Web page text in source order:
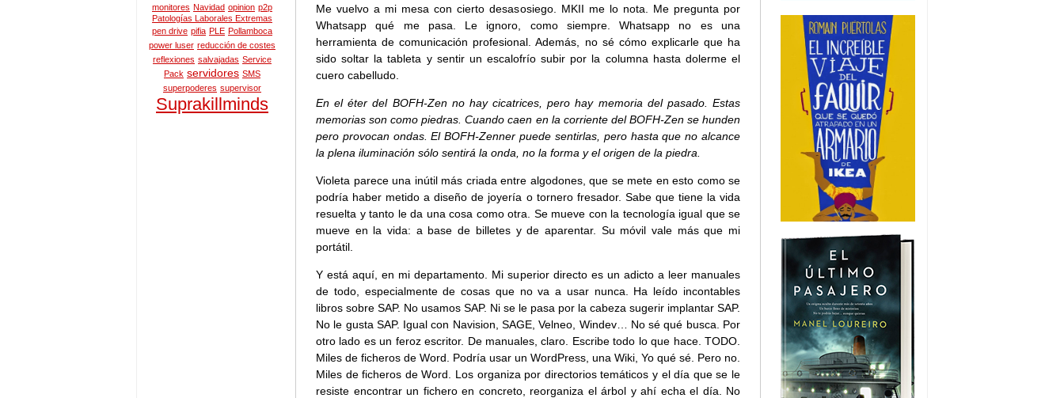
monitores Navidad opinion p2p
Patologías Laborales Extremas
pen drive pifia PLE Pollamboca
power luser reducción de costes
reflexiones salvajadas Service
Pack servidores SMS
superpoderes supervisor
Suprakillminds
Me vuelvo a mi mesa con cierto desasosiego. MKII me lo nota. Me pregunta por
Whatsapp qué me pasa. Le ignoro, como siempre. Whatsapp no es una
herramienta de comunicación profesional. Además, no sé cómo explicarle que ha
sido soltar la tableta y sentir un escalofrío subir por la columna hasta dolerme el
cuero cabelludo.
En el éter del BOFH-Zen no hay cicatrices, pero hay memoria del pasado. Estas
memorias son como piedras. Cuando caen en la corriente del BOFH-Zen se hunden
pero provocan ondas. El BOFH-Zenner puede sentirlas, pero hasta que no alcance
la plena iluminación sólo sentirá la onda, no la forma y el origen de la piedra.
Violeta parece una inútil más criada entre algodones, que se mete en esto como se
podría haber metido a diseño de joyería o tornero fresador. Sabe que tiene la vida
resuelta y tanto le da una cosa como otra. Se mueve con la tecnología igual que se
mueve en la vida: a base de billetes y de aparentar. Su móvil vale más que mi
portátil.
Y está aquí, en mi departamento. Mi superior directo es un adicto a leer manuales
de todo, especialmente de cosas que no va a usar nunca. Ha leído incontables
libros sobre SAP. No usamos SAP. Ni se le pasa por la cabeza sugerir implantar SAP.
No le gusta SAP. Igual con Navision, SAGE, Velneo, Windev… No sé qué busca. Por
otro lado es un feroz escritor. De manuales, claro. Escribe todo lo que hace. TODO.
Miles de ficheros de Word. Podría usar un WordPress, una Wiki, Yo qué sé. Pero no.
Miles de ficheros de Word. Los organiza por directorios temáticos y el día que se le
resiste encontrar un fichero en concreto, reorganiza el árbol y ahí echa el día. No